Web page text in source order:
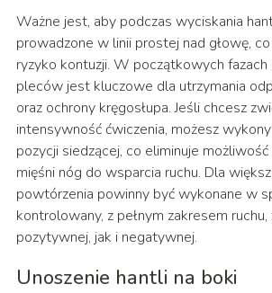
Ważne jest, aby podczas wyciskania
prowadzone w linii prostej nad głowę,
ryzyko kontuzji. W początkowych fazach
pleców jest kluczowe dla utrzymania
oraz ochrony kręgosłupa. Jeśli chcesz
intensywność ćwiczenia, możesz
pozycji siedzącej, co eliminuje
mięśni nóg do wsparcia ruchu. Dla
powtórzenia powinny być wykonane w
kontrolowany, z pełnym zakresem
pozytywnej, jak i negatywnej.
Unoszenie hantli na boki